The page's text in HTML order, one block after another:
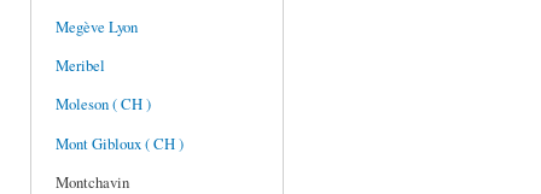
Megève Lyon
Meribel
Moleson ( CH )
Mont Gibloux ( CH )
Montchavin